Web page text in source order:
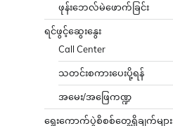
ဖုန်းဘေလ်မဲဖောက်ခြင်း
ရင်ဖွင့်ဆွေးနွေး
Call Center
သတင်းစကားပေးပို့ရန်
အမေး/အဖြေကဏ္ဍ
ရွေးကောက်ပွဲစိစစ်တွေ့ရှိချက်များ